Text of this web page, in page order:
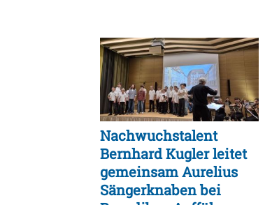
Nachwuchstalent
Bernhard Kugler leitet
gemeinsam Aurelius
Sängerknaben bei